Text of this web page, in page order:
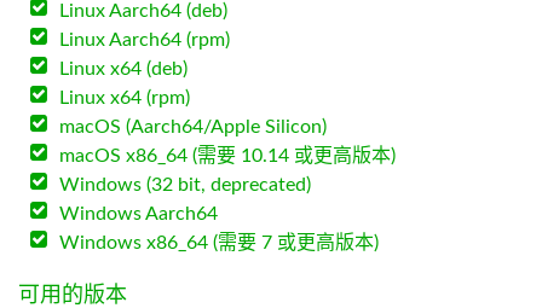
Linux Aarch64 (deb)
Linux Aarch64 (rpm)
Linux x64 (deb)
Linux x64 (rpm)
macOS (Aarch64/Apple Silicon)
macOS x86_64 (需要 10.14 或更高版本)
Windows (32 bit, deprecated)
Windows Aarch64
Windows x86_64 (需要 7 或更高版本)
可用的版本